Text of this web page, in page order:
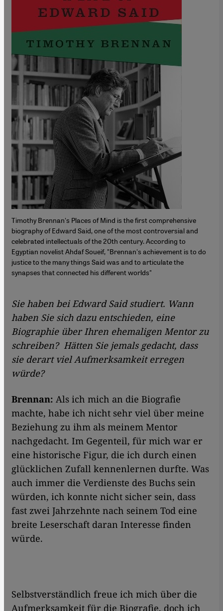
Timothy Brennan's Places of Mind is the first comprehensive
biography of Edward Said, one of the most controversial and
celebrated intellectuals of the 20th century. According to
Egyptian novelist Ahdaf Soueif, "Brennan's achievement is to do
justice to the many things Said was and to articulate the
synapses that connected his different worlds"
Sie haben bei Edward Said studiert. Wann
haben Sie sich dazu entschieden, eine
Biographie über Ihren ehemaligen Mentor zu
schreiben? Hätten Sie jemals gedacht, dass
sie derart viel Aufmerksamkeit erregen
würde?
Brennan: Als ich mich an die Biografie
machte, habe ich nicht sehr viel über meine
Beziehung zu ihm als meinem Mentor
nachgedacht. Im Gegenteil, für mich war er
eine historische Figur, die ich durch einen
glücklichen Zufall kennenlernen durfte. Was
auch immer die Verdienste des Buchs sein
würden, ich konnte nicht sicher sein, dass
fast zwei Jahrzehnte nach seinem Tod eine
breite Leserschaft daran Interesse finden
würde.
Selbstverständlich freue ich mich über die
Aufmerksamkeit für die Biografie, doch ich